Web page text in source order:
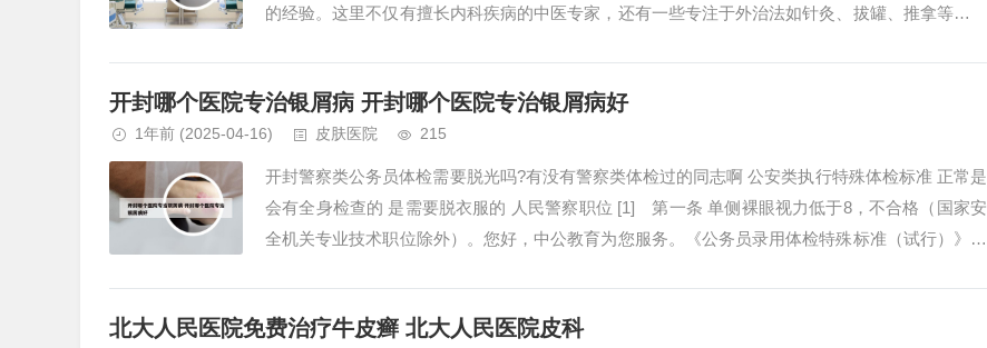
的经验。这里不仅有擅长内科疾病的中医专家，还有一些专注于外治法如针灸、拔罐、推拿等治疗
开封哪个医院专治银屑病 开封哪个医院专治银屑病好
1年前 (2025-04-16) 皮肤医院 215
开封警察类公务员体检需要脱光吗?有没有警察类体检过的同志啊 公安类执行特殊体检标准 正常是
会有全身检查的 是需要脱衣服的 人民警察职位 [1] 第一条 单侧裸眼视力低于8，不合格（国家安
全机关专业技术职位除外）。您好，中公教育为您服务。《公务员录用体检特殊标准（试行）》要
北大人民医院免费治疗牛皮癣 北大人民医院皮科